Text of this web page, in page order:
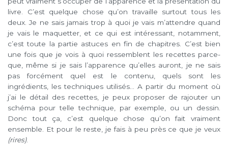
livre. C’est quelque chose qu’on travaille surtout tous les
deux. Je ne sais jamais trop à quoi je vais m’attendre quand
je vais le maquetter, et ce qui est intéressant, notamment,
c’est toute la partie astuces en fin de chapitres. C’est bien
une fois que je vois à quoi ressemblent les recettes parce-
que, même si je sais l’apparence qu’elles auront, je ne sais
pas forcément quel est le contenu, quels sont les
ingrédients, les techniques utilisés… A partir du moment où
j’ai le détail des recettes, je peux proposer de rajouter un
schéma pour telle technique, par exemple, ou un dessin.
Donc tout ça, c’est quelque chose qu’on fait vraiment
ensemble. Et pour le reste, je fais à peu près ce que je veux
(rires).